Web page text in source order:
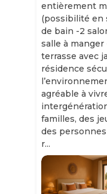
entièrement
(possibilité en
de bain -2
salle à manger
terrasse avec
résidence
agréable à
familles, des
des
r...
Slide 1 of 11